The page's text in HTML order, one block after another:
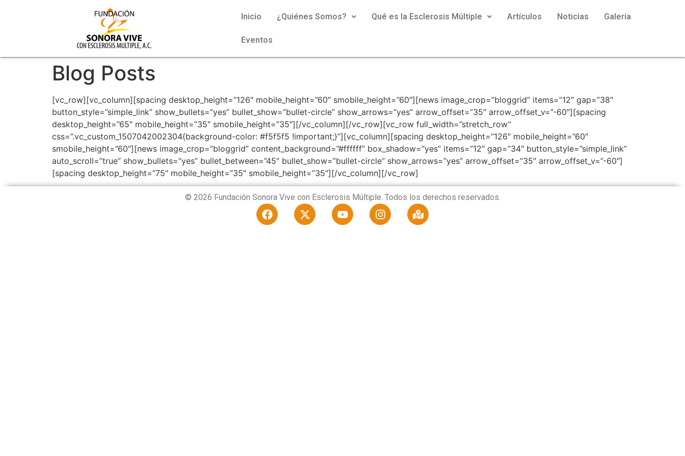
Inicio ¿Quiénes Somos? Qué es la Esclerosis Múltiple Artículos Noticias Galería
Eventos
Blog Posts
[vc_row][vc_column][spacing desktop_height=”126″ mobile_height=”60″ smobile_height=”60″][news image_crop=”bloggrid” items=”12″ gap=”38″
button_style=”simple_link” show_bullets=”yes” bullet_show=”bullet-circle” show_arrows=”yes” arrow_offset=”35″ arrow_offset_v=”-60″][spacing
desktop_height=”65″ mobile_height=”35″ smobile_height=”35″][/vc_column][/vc_row][vc_row full_width=”stretch_row”
css=”.vc_custom_1507042002304{background-color: #f5f5f5 !important;}”][vc_column][spacing desktop_height=”126″ mobile_height=”60″
smobile_height=”60″][news image_crop=”bloggrid” content_background=”#ffffff” box_shadow=”yes” items=”12″ gap=”34″ button_style=”simple_link”
auto_scroll=”true” show_bullets=”yes” bullet_between=”45″ bullet_show=”bullet-circle” show_arrows=”yes” arrow_offset=”35″ arrow_offset_v=”-60″]
[spacing desktop_height=”75″ mobile_height=”35″ smobile_height=”35″][/vc_column][/vc_row]
© 2026 Fundación Sonora Vive con Esclerosis Múltiple. Todos los derechos reservados.